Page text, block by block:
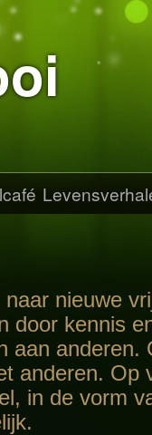
nieuwe
door kennis
aan anderen.
anderen. Op
in de vorm